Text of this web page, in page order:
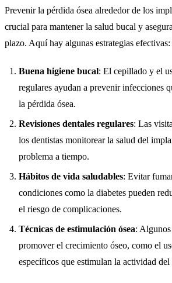
Prevenir la pérdida ósea alrededor de los
crucial para mantener la salud bucal y
plazo. Aquí hay algunas estrategias efectivas:
Buena higiene bucal: El cepillado y el
regulares ayudan a prevenir infecciones
la pérdida ósea.
Revisiones dentales regulares: Las
los dentistas monitorear la salud del
problema a tiempo.
Hábitos de vida saludables: Evitar
condiciones como la diabetes pueden
el riesgo de complicaciones.
Técnicas de estimulación ósea: Algunos
promover el crecimiento óseo, como el
específicos que estimulan la actividad del